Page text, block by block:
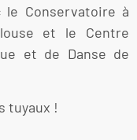
Conservatoire à
et le Centre
et de Danse de
tuyaux !